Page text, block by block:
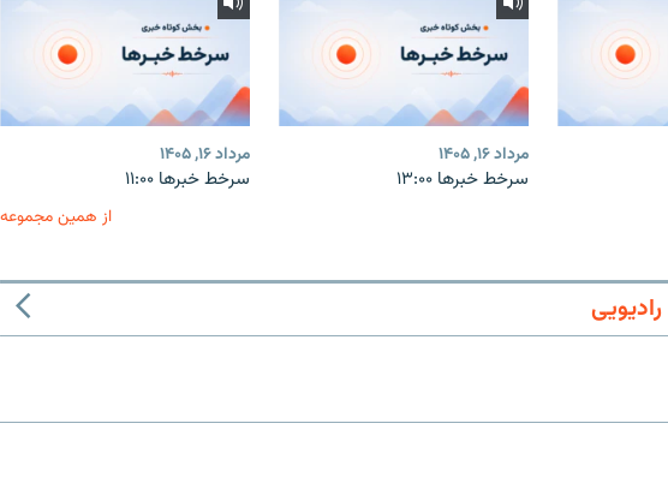
مرداد ۱۶, ۱۴۰۵
سرخط خبرها ۱۳:۰۰
مرداد ۱۶, ۱۴۰۵
سرخط خبرها ۱۱:۰۰
از همین مجموعه